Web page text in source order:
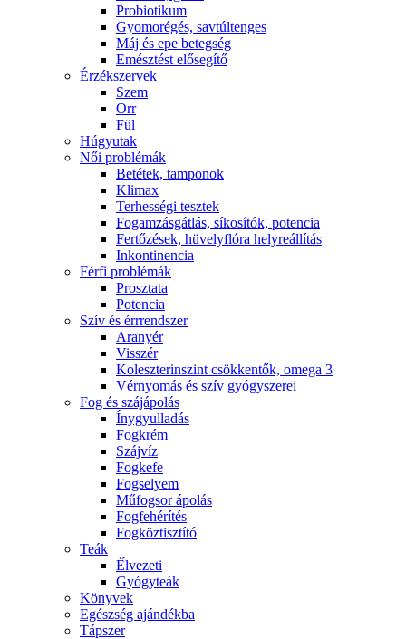
Probiotikum
Gyomorégés, savtúltenges
Máj és epe betegség
Emésztést elősegítő
Érzékszervek
Szem
Orr
Fül
Húgyutak
Női problémák
Betétek, tamponok
Klimax
Terhességi tesztek
Fogamzásgátlás, síkosítók, potencia
Fertőzések, hüvelyflóra helyreállítás
Inkontinencia
Férfi problémák
Prosztata
Potencia
Szív és érrrendszer
Aranyér
Visszér
Koleszterinszint csökkentők, omega 3
Vérnyomás és szív gyógyszerei
Fog és szájápolás
Í́nygyulladás
Fogkrém
Szájvíz
Fogkefe
Fogselyem
Műfogsor ápolás
Fogfehérítés
Fogköztisztító
Teák
É́lvezeti
Gyógyteák
Könyvek
Egészség ajándékba
Tápszer